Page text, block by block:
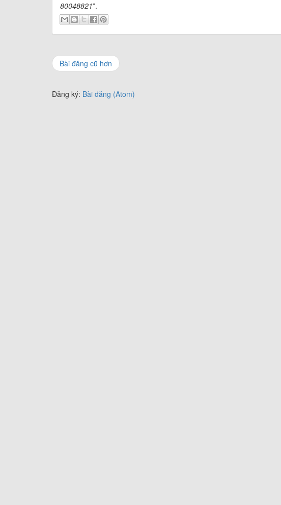
80048821”.
Bài đăng cũ hơn
Đăng ký: Bài đăng (Atom)